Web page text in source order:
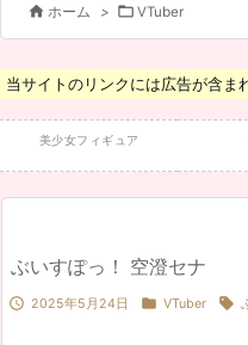
 ホーム >  VTuber
当サイトのリンクには広告が含ま
美少女フィギュア
ぶいすぽっ！ 空澄セナ
 2025年5月24日  VTuber 